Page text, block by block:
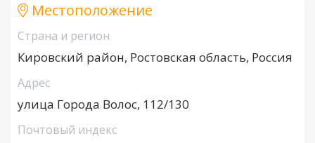
Местоположение
Страна и регион
Кировский район, Ростовская область, Россия
Адрес
улица Города Волос, 112/130
Почтовый индекс